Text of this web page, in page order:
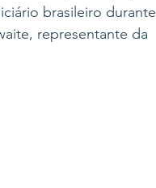
brasileiro durante
representante da